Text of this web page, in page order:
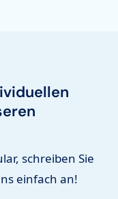
schreiben Sie
einfach an!